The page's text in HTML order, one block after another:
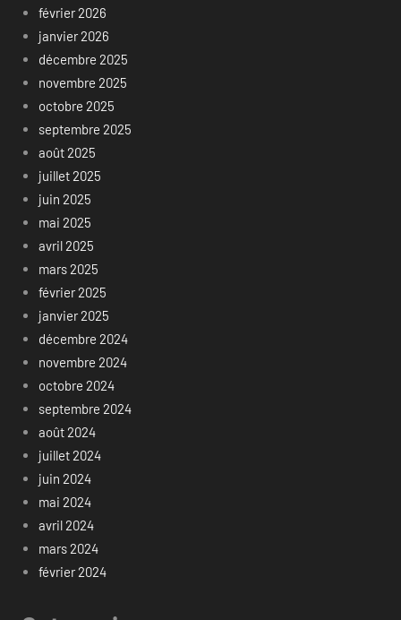
février 2026
janvier 2026
décembre 2025
novembre 2025
octobre 2025
septembre 2025
août 2025
juillet 2025
juin 2025
mai 2025
avril 2025
mars 2025
février 2025
janvier 2025
décembre 2024
novembre 2024
octobre 2024
septembre 2024
août 2024
juillet 2024
juin 2024
mai 2024
avril 2024
mars 2024
février 2024